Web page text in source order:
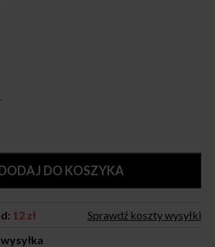
DO KOSZYKA
12 zł
Sprawdź koszty wysyłki